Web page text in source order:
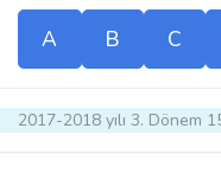
A B C
2017-2018 yılı 3. Dönem